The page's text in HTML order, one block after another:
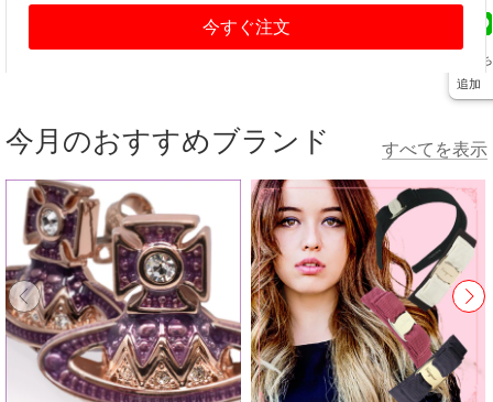
友だち
追加
今すぐ注文
今月のおすすめブランド すべてを表示